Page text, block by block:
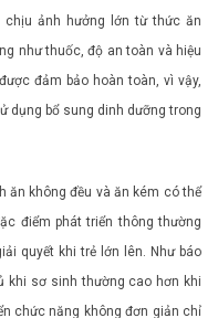
ảnh hưởng lớn từ thức ăn
như thuốc, độ an toàn và hiệu
đảm bảo hoàn toàn, vì vậy,
dụng bổ sung dinh dưỡng trong
ăn không đều và ăn kém có thể
điểm phát triển thông thường
quyết khi trẻ lớn lên. Như báo
khi sơ sinh thường cao hơn khi
chức năng không đơn giản chỉ